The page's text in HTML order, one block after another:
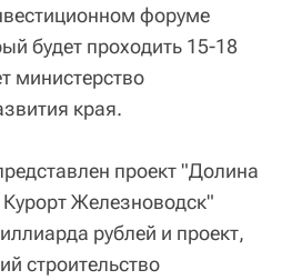
форуме
будет проходить 15-18
министерство
края.
проект "Долина
Железноводск"
рублей и проект,
строительство